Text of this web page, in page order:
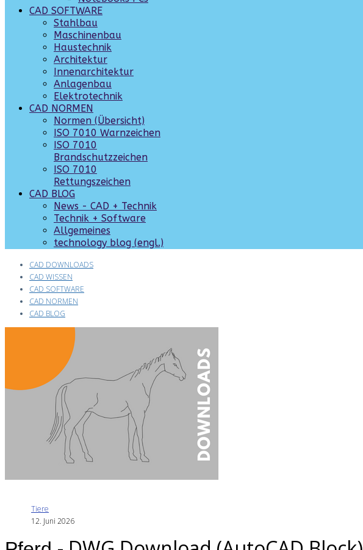
CAD SOFTWARE
Stahlbau
Maschinenbau
Haustechnik
Architektur
Innenarchitektur
Anlagenbau
Elektrotechnik
CAD NORMEN
Normen (Übersicht)
ISO 7010 Warnzeichen
ISO 7010
Brandschutzzeichen
ISO 7010
Rettungszeichen
CAD BLOG
News - CAD + Technik
Technik + Software
Allgemeines
technology blog (engl.)
CAD DOWNLOADS
CAD WISSEN
CAD SOFTWARE
CAD NORMEN
CAD BLOG
Tiere
12. Juni 2026